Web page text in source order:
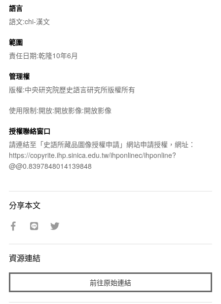
語言
語文:chi-漢文
範圍
責任日期:乾隆10年6月
管理權
版權:中央研究院歷史語言研究所版權所有
使用限制:開放:開放影像:開放影像
授權聯絡窗口
請連結至「史語所藏品圖像授權申請」網站申請授權，網址：
https://copyrite.ihp.sinica.edu.tw/ihponlinec/ihponline?
@@0.8397848014139848
分享本文
資源連結
前往原始連結